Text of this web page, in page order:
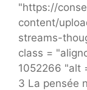
"https://
content/
streams-
class =
1052266 "alt
3 La pensée